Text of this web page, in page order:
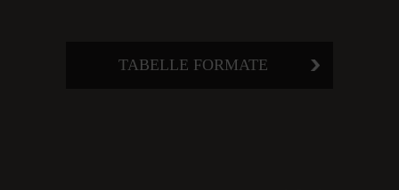
TABELLE FORMATE